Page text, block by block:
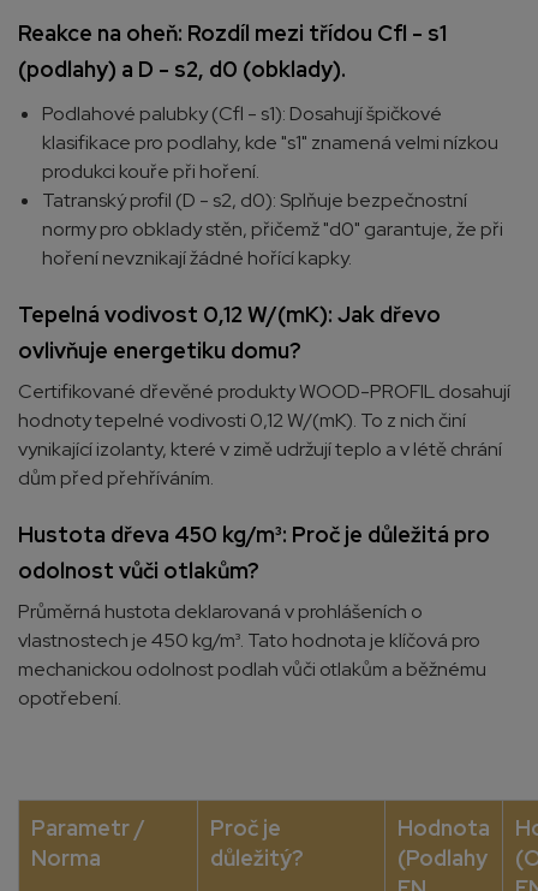
Reakce na oheň: Rozdíl mezi třídou Cfl - s1
(podlahy) a D - s2, d0 (obklady).
Podlahové palubky (Cfl - s1): Dosahují špičkové
klasifikace pro podlahy, kde "s1" znamená velmi nízkou
produkci kouře při hoření.
Tatranský profil (D - s2, d0): Splňuje bezpečnostní
normy pro obklady stěn, přičemž "d0" garantuje, že při
hoření nevznikají žádné hořící kapky.
Tepelná vodivost 0,12 W/(mK): Jak dřevo
ovlivňuje energetiku domu?
Certifikované dřevěné produkty WOOD-PROFIL dosahují
hodnoty tepelné vodivosti 0,12 W/(mK). To z nich činí
vynikající izolanty, které v zimě udržují teplo a v létě chrání
dům před přehříváním.
Hustota dřeva 450 kg/m³: Proč je důležitá pro
odolnost vůči otlakům?
Průměrná hustota deklarovaná v prohlášeních o
vlastnostech je 450 kg/m³. Tato hodnota je klíčová pro
mechanickou odolnost podlah vůči otlakům a běžnému
opotřebení.
Parametr /
Norma
Proč je
důležitý?
Hodnota
(Podlahy